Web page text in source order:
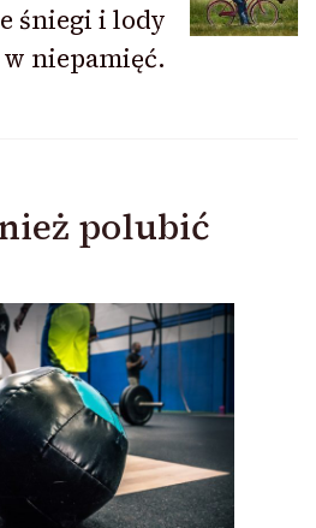
śniegi i lody
niepamięć.
polubić